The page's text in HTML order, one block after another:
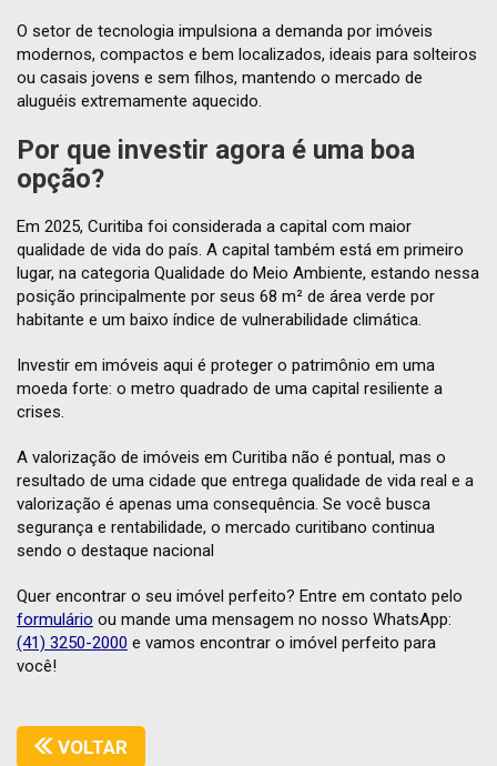
O setor de tecnologia impulsiona a demanda por imóveis
modernos, compactos e bem localizados, ideais para solteiros
ou casais jovens e sem filhos, mantendo o mercado de
aluguéis extremamente aquecido.
Por que investir agora é uma boa
opção?
Em 2025, Curitiba foi considerada a capital com maior
qualidade de vida do país. A capital também está em primeiro
lugar, na categoria Qualidade do Meio Ambiente, estando nessa
posição principalmente por seus 68 m² de área verde por
habitante e um baixo índice de vulnerabilidade climática.
Investir em imóveis aqui é proteger o patrimônio em uma
moeda forte: o metro quadrado de uma capital resiliente a
crises.
A valorização de imóveis em Curitiba não é pontual, mas o
resultado de uma cidade que entrega qualidade de vida real e a
valorização é apenas uma consequência. Se você busca
segurança e rentabilidade, o mercado curitibano continua
sendo o destaque nacional
Quer encontrar o seu imóvel perfeito? Entre em contato pelo
formulário ou mande uma mensagem no nosso WhatsApp:
(41) 3250-2000 e vamos encontrar o imóvel perfeito para
você!
VOLTAR